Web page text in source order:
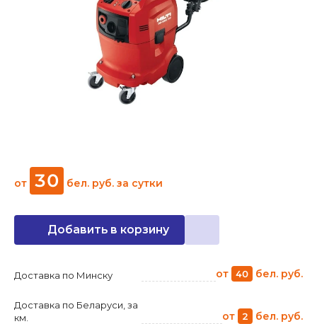
от 30 бел. руб. за сутки
Добавить в корзину
Доставка по Минску от 40 бел. руб.
Доставка по Беларуси, за
км.
от 2 бел. руб.